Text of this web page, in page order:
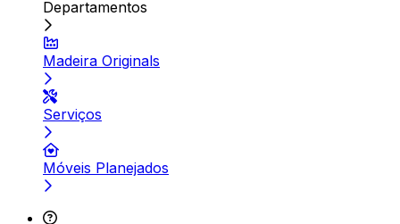
Departamentos
Madeira Originals
Serviços
Móveis Planejados